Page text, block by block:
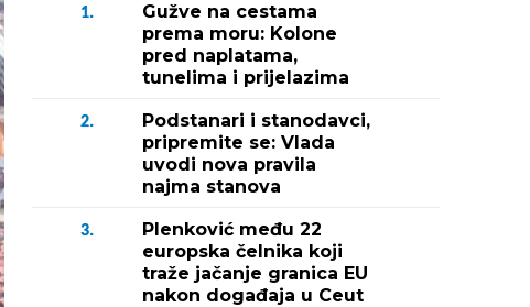
1.
Gužve na cestama
prema moru: Kolone
pred naplatama,
tunelima i prijelazima
2.
Podstanari i stanodavci,
pripremite se: Vlada
uvodi nova pravila
najma stanova
3.
Plenković među 22
europska čelnika koji
traže jačanje granica EU
nakon događaja u Ceut